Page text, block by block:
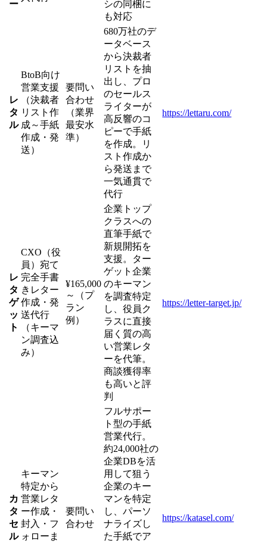
ー
シの同梱に
も対応
レ
タ
ル
BtoB向け
営業支援
（決裁者
リスト作
成～手紙
作成・発
送）
要問い
合わせ
（業界
最安水
準）
680万社のデ
ータベース
から決裁者
リストを抽
出し、プロ
のセールス
ライターが
高反響のコ
ピーで手紙
を作成。リ
スト作成か
ら発送まで
一気通貫で
代行
https://lettaru.com/
レ
タ
ゲ
ッ
ト
CXO（役
員）宛て
完全手書
きレター
作成・発
送代行
（キーマ
ン調査込
み）
¥165,000
～（プ
ラン
例）
企業トップ
クラスへの
直筆手紙で
新規開拓を
支援。ター
ゲット企業
のキーマン
を調査特定
し、役員ク
ラスに直接
届く質の高
い営業レタ
ーを代筆。
商談獲得率
も高いと評
判
https://letter-target.jp/
カ
タ
セ
ル
キーマン
特定から
営業レタ
ー作成・
封入・フ
ォローま
要問い
合わせ
フルサポー
ト型の手紙
営業代行。
約24,000社の
企業DBを活
用して狙う
企業のキー
マンを特定
し、パーソ
ナライズし
た手紙でア
https://katasel.com/